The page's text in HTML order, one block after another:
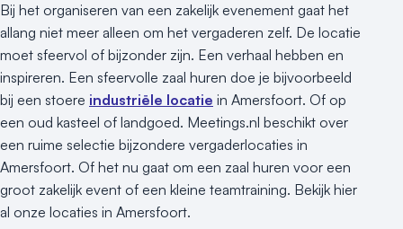
Bij het organiseren van een zakelijk evenement gaat het
allang niet meer alleen om het vergaderen zelf. De locatie
moet sfeervol of bijzonder zijn. Een verhaal hebben en
inspireren. Een sfeervolle zaal huren doe je bijvoorbeeld
bij een stoere industriële locatie in Amersfoort. Of op
een oud kasteel of landgoed. Meetings.nl beschikt over
een ruime selectie bijzondere vergaderlocaties in
Amersfoort. Of het nu gaat om een zaal huren voor een
groot zakelijk event of een kleine teamtraining. Bekijk hier
al onze locaties in Amersfoort.